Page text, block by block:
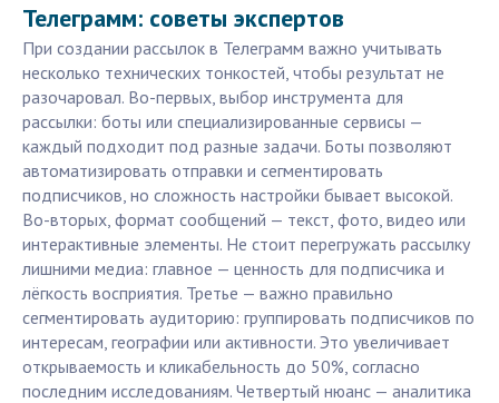
Телеграмм: советы экспертов
При создании рассылок в Телеграмм важно учитывать
несколько технических тонкостей, чтобы результат не
разочаровал. Во-первых, выбор инструмента для
рассылки: боты или специализированные сервисы —
каждый подходит под разные задачи. Боты позволяют
автоматизировать отправки и сегментировать
подписчиков, но сложность настройки бывает высокой.
Во-вторых, формат сообщений — текст, фото, видео или
интерактивные элементы. Не стоит перегружать рассылку
лишними медиа: главное — ценность для подписчика и
лёгкость восприятия. Третье — важно правильно
сегментировать аудиторию: группировать подписчиков по
интересам, географии или активности. Это увеличивает
открываемость и кликабельность до 50%, согласно
последним исследованиям. Четвертый нюанс — аналитика